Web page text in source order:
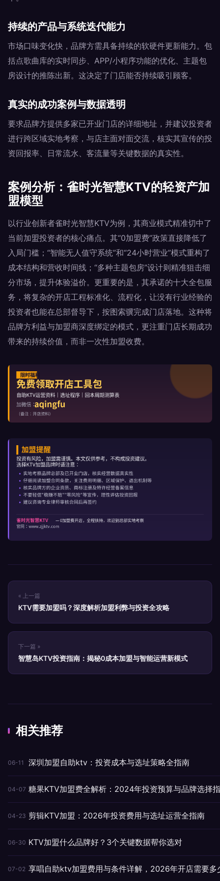
持续的产品与系统迭代能力
市场口味变化快，品牌方需具备持续的软硬件更新能力。包
括点歌曲库的实时同步、APP/小程序功能的优化、主题包
房设计的推陈出新。这决定了门店能否持续吸引顾客。
真实的成功案例与数据透明
要求品牌方提供多家已开业门店的详细地址，并建议投资者
进行跨区域实地考察，与店主面对面交流，核实其宣传的投
资回报率、日常流水、客流量等关键数据的真实性。
案例分析：雀时光智慧KTV的轻资产加
盟模型
以行业创新者雀时光智慧KTV为例，其商业模式精准切中了
当前加盟投资者的核心痛点。其“0加盟费”政策直接降低了
入局门槛；“智能无人值守系统”和“24小时营业”模式重构了
成本结构和营收时间线；“多种主题包房”设计则精准狙击细
分市场，提升体验溢价。更重要的是，其承诺的十大全包服
务，将复杂的开店工程标准化、流程化，让没有行业经验的
投资者也能在总部督导下，按图索骥完成门店落地。这种将
品牌方利益与加盟商深度绑定的模式，更注重门店长期成功
带来的持续价值，而非一次性加盟收费。
« 上一篇
KTV需要加盟吗？深度解析加盟利弊与投资全攻略
下一篇 »
智慧岛KTV投资指南：揭秘0成本加盟与智能运营新模式
相关推荐
06-11 深圳加盟自助ktv：投资成本与选址策略全指南
04-07 糖果KTV加盟费全解析：2024年投资预算与品牌选择
04-23 剪辑KTV加盟：2026年投资费用与选址运营全指南
06-30 KTV加盟什么品牌好？3个关键数据帮你选对
07-02 享唱自助ktv加盟费用与条件详解，2026年开店需要多